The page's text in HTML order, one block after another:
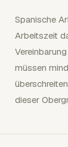
Spanische
Arbeitszeit
müssen
dieser